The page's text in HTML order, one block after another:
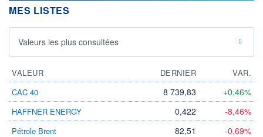
MES LISTES
Valeurs les plus consultées
VALEUR DERNIER
VAR.
CAC 40
8 739,83 +0,46%
HAFFNER ENERGY 0,422 -8,46%
Pétrole Brent 82,51 -0,69%